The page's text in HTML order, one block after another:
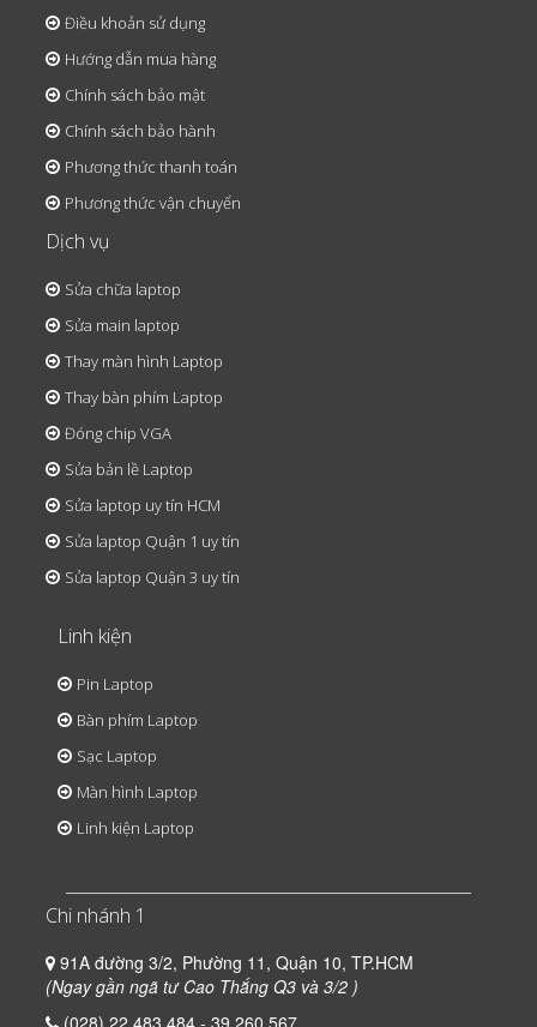
Điều khoản sử dụng
Hướng dẫn mua hàng
Chính sách bảo mật
Chính sách bảo hành
Phương thức thanh toán
Phương thức vận chuyển
Dịch vụ
Sửa chữa laptop
Sửa main laptop
Thay màn hình Laptop
Thay bàn phím Laptop
Đóng chip VGA
Sửa bản lề Laptop
Sửa laptop uy tín HCM
Sửa laptop Quận 1 uy tín
Sửa laptop Quận 3 uy tín
Linh kiện
Pin Laptop
Bàn phím Laptop
Sạc Laptop
Màn hình Laptop
Linh kiện Laptop
Chi nhánh 1
91A đường 3/2, Phường 11, Quận 10, TP.HCM
(Ngay gần ngã tư Cao Thắng Q3 và 3/2 )